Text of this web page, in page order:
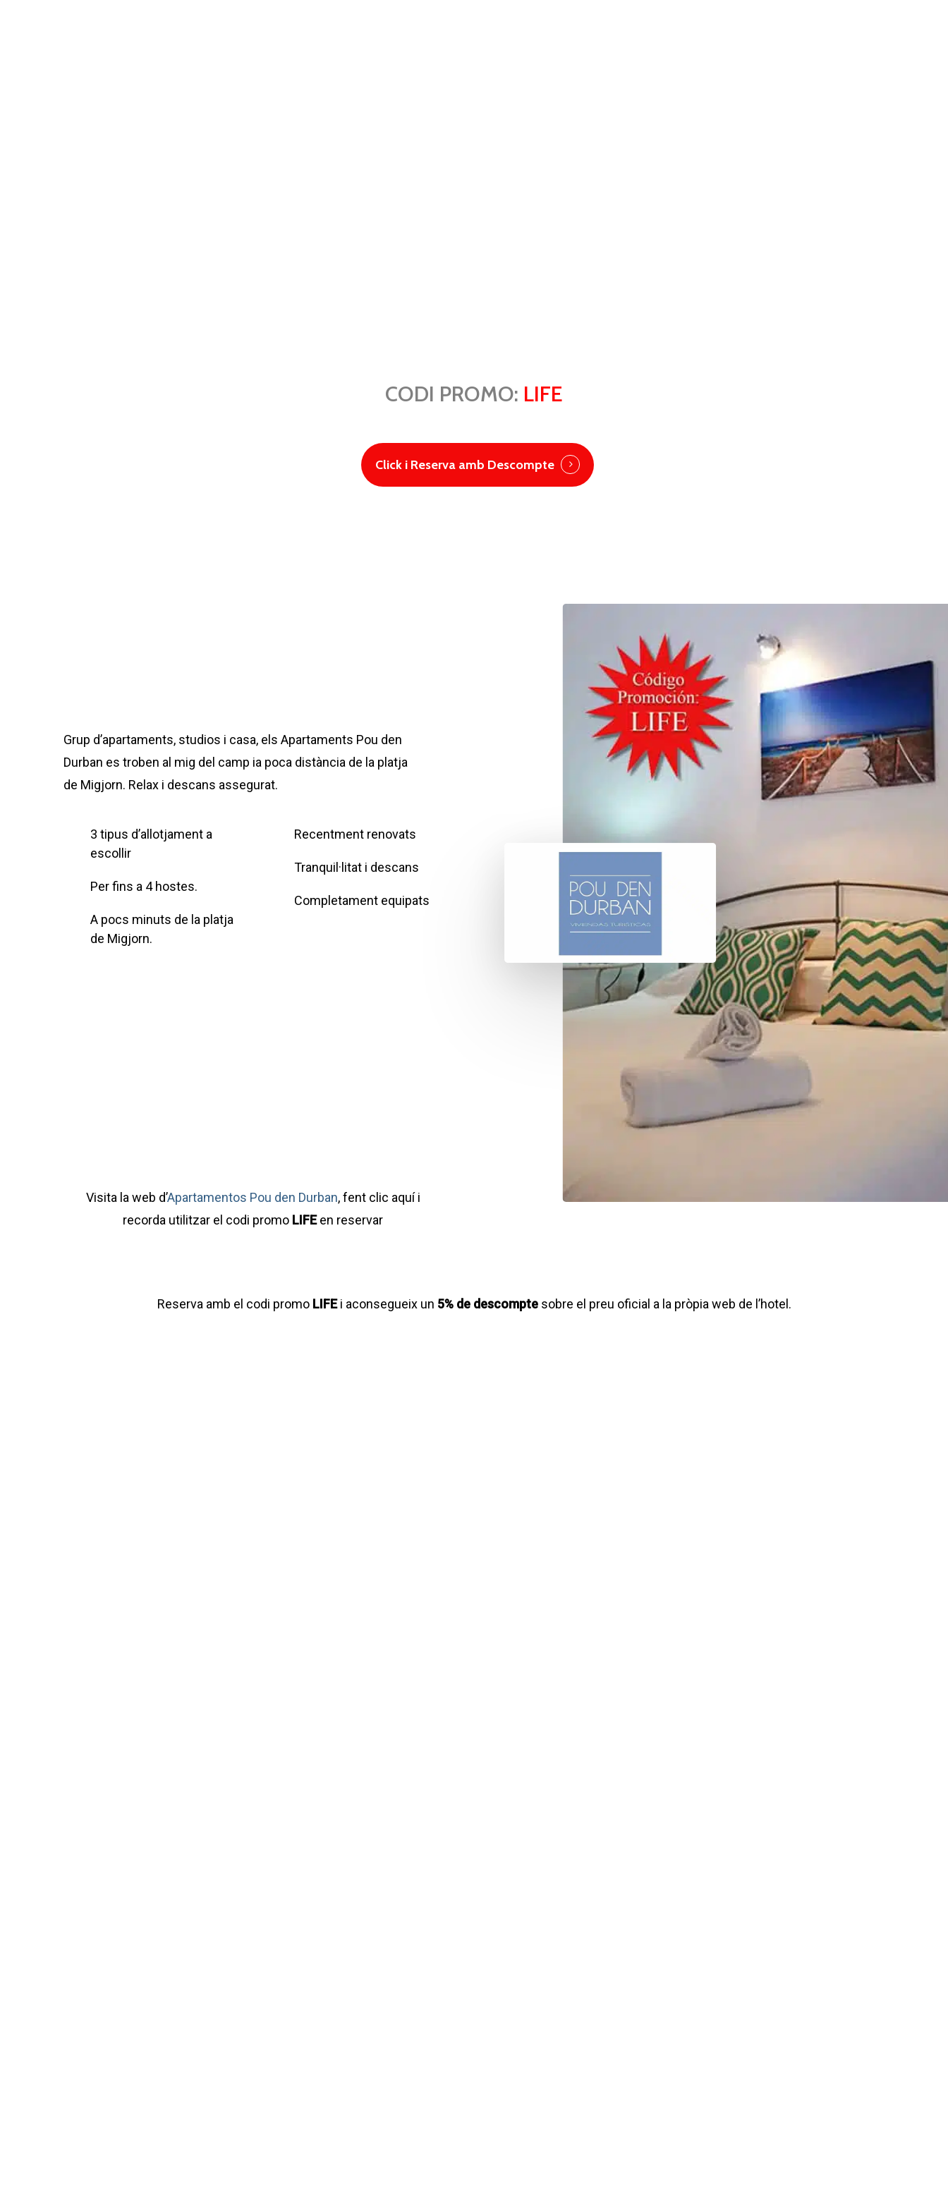
CODI PROMO: LIFE
Click i Reserva amb Descompte
Grup d’apartaments, studios i casa, els Apartaments Pou den
Durban es troben al mig del camp ia poca distància de la platja
de Migjorn. Relax i descans assegurat.
3 tipus d’allotjament a
escollir
Per fins a 4 hostes.
A pocs minuts de la platja
de Migjorn.
Recentment renovats
Tranquil·litat i descans
Completament equipats
Visita la web d’Apartamentos Pou den Durban, fent clic aquí i
recorda utilitzar el codi promo LIFEen reservar
Reserva amb el codi promo LIFEi aconsegueix un 5% de descomptesobre el preu oficial a la pròpia web de l’hotel.